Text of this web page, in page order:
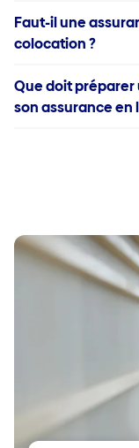
Faut-il une
colocation ?
Que doit
son assurance en